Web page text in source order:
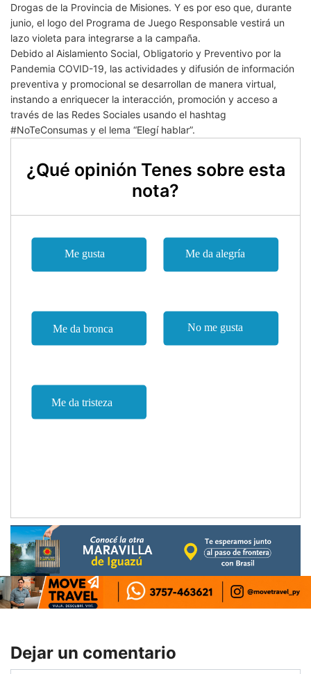
Drogas de la Provincia de Misiones. Y es por eso que, durante
junio, el logo del Programa de Juego Responsable vestirá un
lazo violeta para integrarse a la campaña.
Debido al Aislamiento Social, Obligatorio y Preventivo por la
Pandemia COVID-19, las actividades y difusión de información
preventiva y promocional se desarrollan de manera virtual,
instando a enriquecer la interacción, promoción y acceso a
través de las Redes Sociales usando el hashtag
#NoTeConsumas y el lema “Elegí hablar”.
¿Qué opinión Tenes sobre esta
nota?
Dejar un comentario